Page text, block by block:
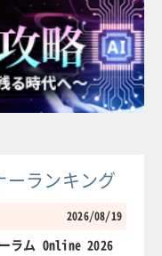
ーランキング
2026/08/19
ラム Online 2026